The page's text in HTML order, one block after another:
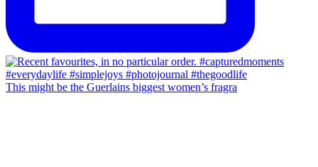
This might be the Guerlains biggest women’s fragra